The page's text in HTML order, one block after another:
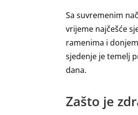
Sa suvremenim
vrijeme najčešće
ramenima i
sjedenje je temelj
dana.
Zašto je